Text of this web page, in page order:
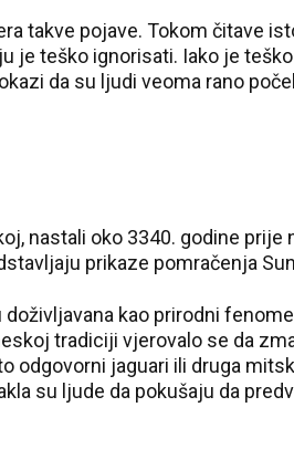
takve pojave. Tokom čitave
je teško ignorisati. Iako je
da su ljudi veoma rano
nastali oko 3340. godine prije
prikaze pomračenja
kao prirodni
tradiciji vjerovalo se da
odgovorni jaguari ili druga
su ljude da pokušaju da